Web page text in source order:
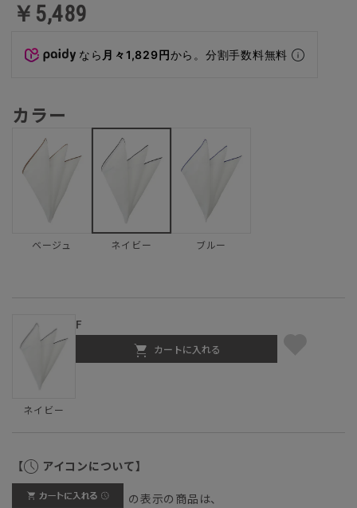
￥5,489
なら 月々1,829円から。分割手数料無料
カラー
ベージュ ネイビー ブルー
ネイビー
F
カートに入れる
【 アイコンについて】
の表示の商品は、